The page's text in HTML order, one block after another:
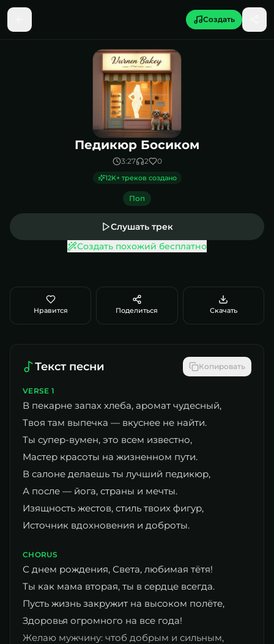
Песня Педикюр Босиком
Создать
Педикюр Босиком
3:27 2 0
12K+ треков создано
Поп
Слушать трек
Создать похожий бесплатно
Нравится Поделиться Скачать
Текст песни Копировать
VERSE 1
В пекарне запах хлеба, аромат чудесный,
Твоя там выпечка — вкуснее не найти.
Ты супер-вумен, это всем известно,
Мастер красоты на жизненном пути.
В салоне делаешь ты лучший педикюр,
А после — йога, страны и мечты.
Изящность жестов, стиль твоих фигур,
Источник вдохновения и доброты.
CHORUS
С днем рождения, Света, любимая тётя!
Ты как мама вторая, ты в сердце всегда.
Пусть жизнь закружит на высоком полёте,
Здоровья огромного на все года!
Желаю мужчину: чтоб добрым и сильным,